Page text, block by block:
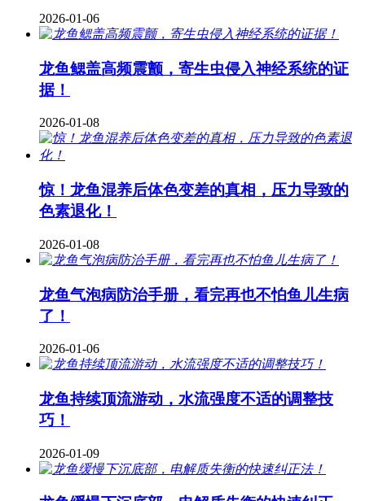
2026-01-06
龙鱼鳃盖高频震颤，寄生虫侵入神经系统的证
据！
2026-01-08
惊！龙鱼混养后体色变差的真相，压力导致的
色素退化！
2026-01-08
龙鱼气泡病防治手册，看完再也不怕鱼儿生病
了！
2026-01-06
龙鱼持续顶流游动，水流强度不适的调整技
巧！
2026-01-09